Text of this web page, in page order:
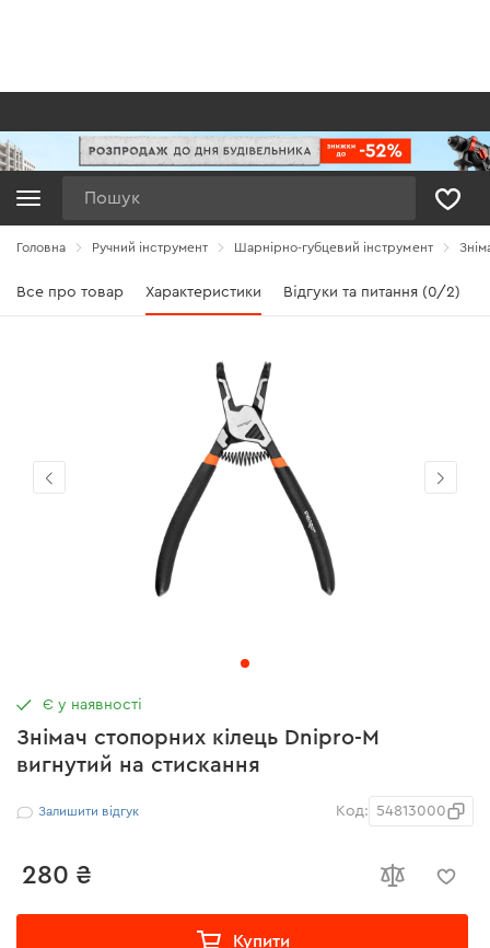
Головна Ручний інструмент Шарнірно-губцевий інструмент
Все про товар Характеристики Відгуки та питання (0/2)
Знімач стопорних кілець Dnipro-M
вигнутий на стискання
Залишити відгук Код: 54813000
280 ₴
Купити
Є у наявності